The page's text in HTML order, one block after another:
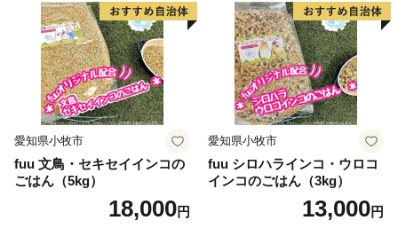
いります。
「栗山出身」ってだけでモテる時代は、きっとくる！
愛知県小牧市
fuu 文鳥・セキセイインコの
ごはん（5kg）
18,000円
愛知県小牧市
fuu シロハラインコ・ウロコ
インコのごはん（3kg）
13,000円